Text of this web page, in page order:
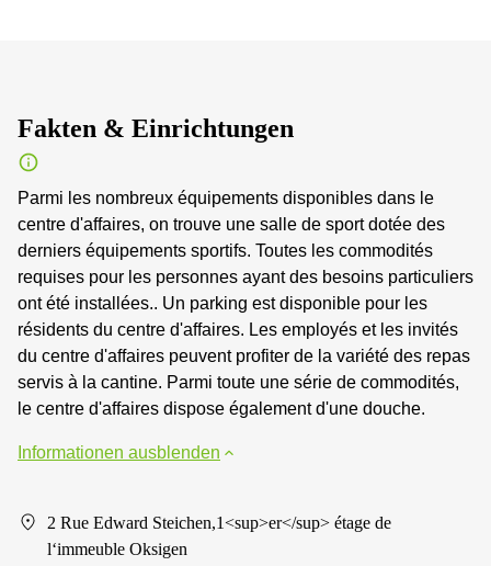
Fakten & Einrichtungen
Parmi les nombreux équipements disponibles dans le
centre d'affaires, on trouve une salle de sport dotée des
derniers équipements sportifs. Toutes les commodités
requises pour les personnes ayant des besoins particuliers
ont été installées.. Un parking est disponible pour les
résidents du centre d'affaires. Les employés et les invités
du centre d'affaires peuvent profiter de la variété des repas
servis à la cantine. Parmi toute une série de commodités,
le centre d'affaires dispose également d'une douche.
Informationen ausblenden
2 Rue Edward Steichen,1<sup>er</sup> étage de
l‘immeuble Oksigen